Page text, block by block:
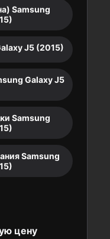
Samsung
J5 (2015)
Galaxy J5
Samsung
Samsung
цену